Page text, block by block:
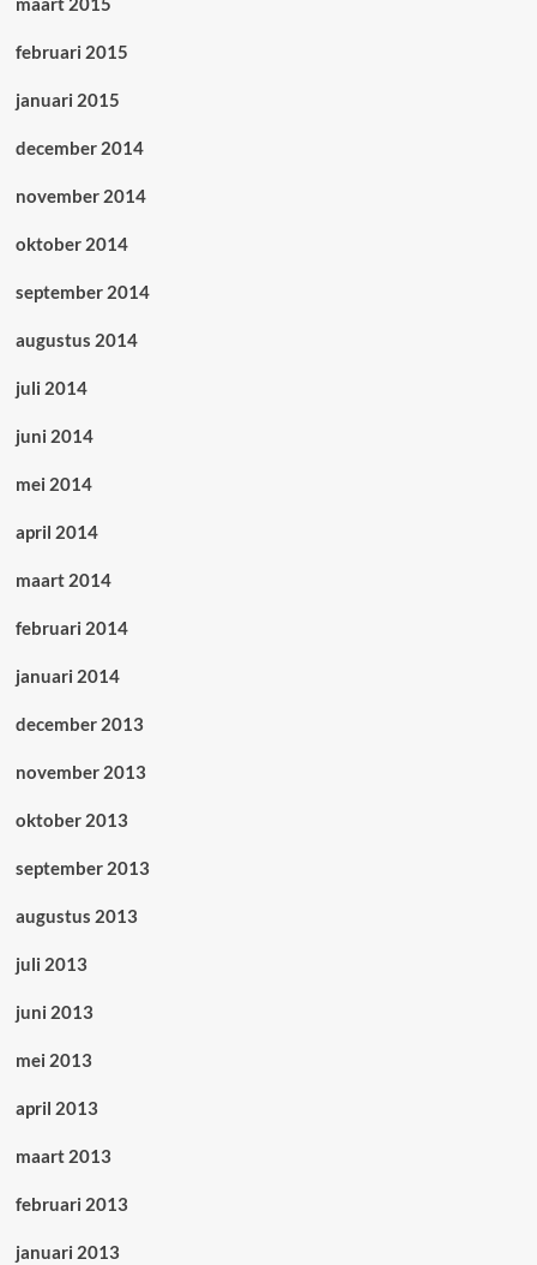
februari 2015
januari 2015
december 2014
november 2014
oktober 2014
september 2014
augustus 2014
juli 2014
juni 2014
mei 2014
april 2014
maart 2014
februari 2014
januari 2014
december 2013
november 2013
oktober 2013
september 2013
augustus 2013
juli 2013
juni 2013
mei 2013
april 2013
maart 2013
februari 2013
januari 2013